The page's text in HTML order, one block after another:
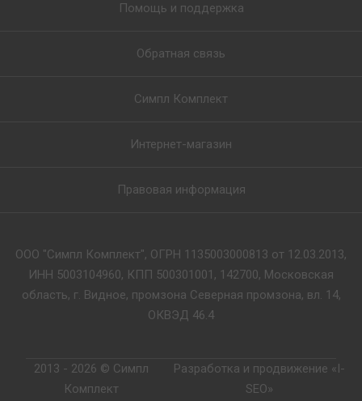
Помощь и поддержка
Обратная связь
Симпл Комплект
Интернет-магазин
Правовая информация
ООО "Симпл Комплект", ОГРН 1135003000813 от 12.03.2013,
ИНН 5003104960, КПП 500301001, 142700, Московская
область, г. Видное, промзона Северная промзона, вл. 14,
ОКВЭД 46.4
2013 - 2026 © Симпл
Комплект
Разработка и продвижение «I-
SEO»